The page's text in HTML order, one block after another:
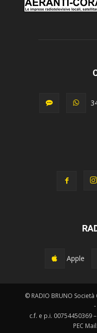
Apple
© RADIO BRUNO
c.f. e p.i. 00754450369
PEC